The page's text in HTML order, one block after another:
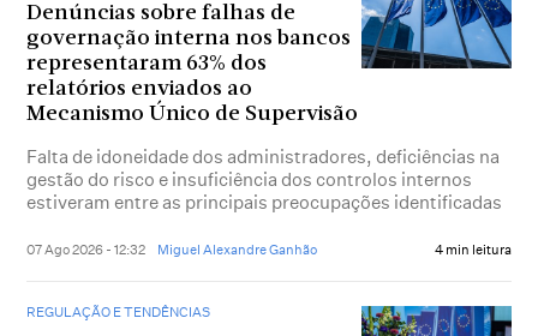
Denúncias sobre falhas de
governação interna nos bancos
representaram 63% dos
relatórios enviados ao
Mecanismo Único de Supervisão
Falta de idoneidade dos administradores, deficiências na
gestão do risco e insuficiência dos controlos internos
estiveram entre as principais preocupações identificadas
07 Ago 2026 - 12:32 Miguel Alexandre Ganhão 4 min leitura
REGULAÇÃO E TENDÊNCIAS